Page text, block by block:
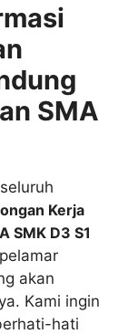
SMA
Kerja
SMK D3 S1
akan
Kami ingin
hati